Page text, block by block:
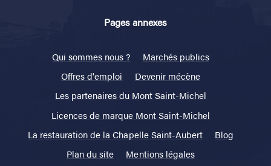
Pages annexes
Qui sommes nous ?
Marchés publics
Offres d'emploi
Devenir mécène
Les partenaires du Mont Saint-Michel
Licences de marque Mont Saint-Michel
La restauration de la Chapelle Saint-Aubert
Blog
Plan du site
Mentions légales